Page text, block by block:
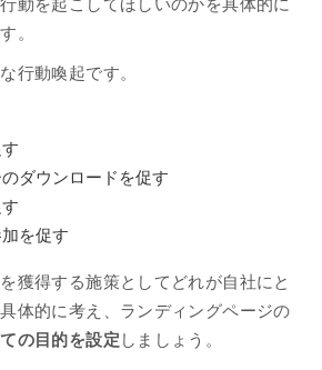
動を起こしてほしいのかを具体的に
。
行動喚起です。
ダウンロードを促す
を促す
獲得する施策としてどれが自社にと
体的に考え、ランディングページの
の目的を設定 しましょう。